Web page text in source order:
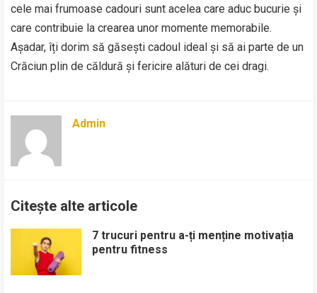
cele mai frumoase cadouri sunt acelea care aduc bucurie și
care contribuie la crearea unor momente memorabile.
Așadar, îți dorim să găsești cadoul ideal și să ai parte de un
Crăciun plin de căldură și fericire alături de cei dragi.
Admin
Citește alte articole
7 trucuri pentru a-ți menține motivația
pentru fitness